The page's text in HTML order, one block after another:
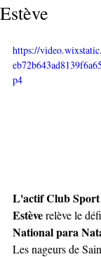
Estève
https://
p4
L'actif Club
Estève relève le
National para
Les nageurs de